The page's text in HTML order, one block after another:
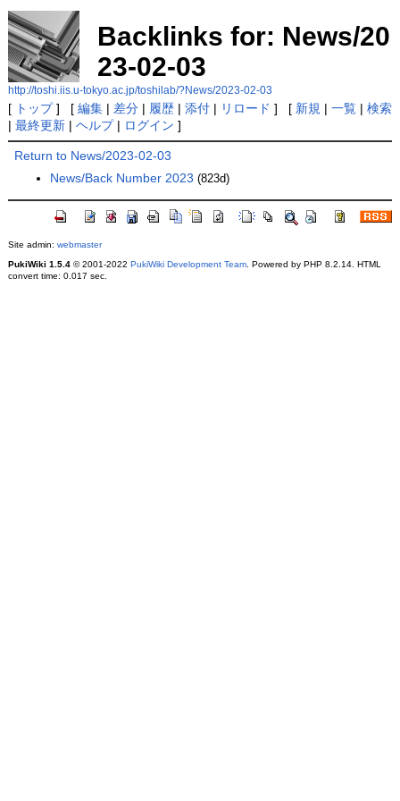
Backlinks for: News/20
23-02-03
http://toshi.iis.u-tokyo.ac.jp/toshilab/?News/2023-02-03
[ トップ] [ 編集| 差分| 履歴| 添付| リロード ] [ 新規 | 一覧| 検索
| 最終更新| ヘルプ| ログイン ]
Return to News/2023-02-03
News/Back Number 2023 (823d)
Site admin: webmaster
PukiWiki 1.5.4© 2001-2022 PukiWiki Development Team. Powered by PHP 8.2.14. HTML
convert time: 0.017 sec.